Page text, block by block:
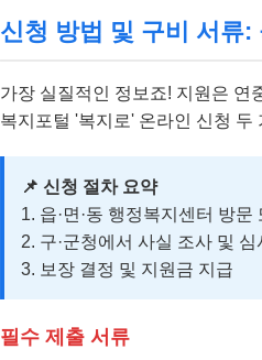
신청 방법 및 구비 서류
가장 실질적인 정보죠! 지원은 연
복지포털 '복지로' 온라인 신청 두
📌 신청 절차 요약
1. 읍·면·동 행정복지센터 방
2. 구·군청에서 사실 조사 및
3. 보장 결정 및 지원금 지급
필수 제출 서류